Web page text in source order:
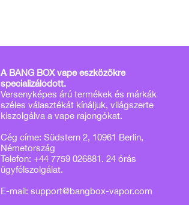
A BANG BOX vape eszközökre
specializálódott.
Versenyképes árú termékek és márkák
széles választékát kínáljuk, világszerte
kiszolgálva a vape rajongókat.
Cég címe: Südstern 2, 10961 Berlin,
Németország
Telefon: +44 7759 026881. 24 órás
ügyfélszolgálat.
E-mail: support@bangbox-vapor.com